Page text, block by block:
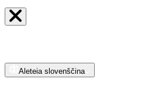
Aleteia slovenščina